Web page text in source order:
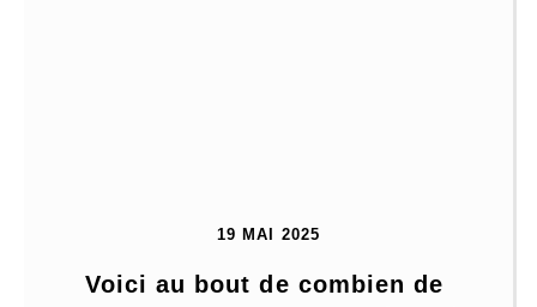
19 MAI 2025
Voici au bout de combien de